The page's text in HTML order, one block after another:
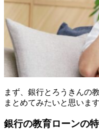
まず、銀行とろうきんの
まとめてみたいと思います
銀行の教育ローンの